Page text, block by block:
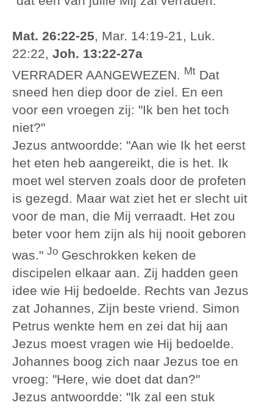
Mat. 26:22-25 , Mar. 14:19-21, Luk.
22:22, Joh. 13:22-27a
VERRADER AANGEWEZEN.
Mt Dat
sneed hen diep door de ziel. En een
voor een vroegen zij: "Ik ben het toch
niet?"
Jezus antwoordde: "Aan wie Ik het eerst
het eten heb aangereikt, die is het. Ik
moet wel sterven zoals door de profeten
is gezegd. Maar wat ziet het er slecht uit
voor de man, die Mij verraadt. Het zou
beter voor hem zijn als hij nooit geboren
was." Jo Geschrokken keken de
discipelen elkaar aan. Zij hadden geen
idee wie Hij bedoelde. Rechts van Jezus
zat Johannes, Zijn beste vriend. Simon
Petrus wenkte hem en zei dat hij aan
Jezus moest vragen wie Hij bedoelde.
Johannes boog zich naar Jezus toe en
vroeg: "Here, wie doet dat dan?"
Jezus antwoordde: "Ik zal een stuk